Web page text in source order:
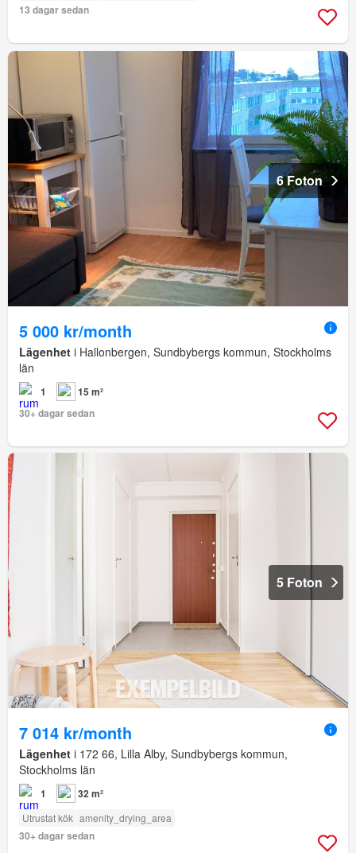
13 dagar sedan
6 Foton
5 000 kr/month
Lägenhet i Hallonbergen, Sundbybergs kommun, Stockholms
län
1
15 m²
30+ dagar sedan
5 Foton
7 014 kr/month
Lägenhet i 172 66, Lilla Alby, Sundbybergs kommun,
Stockholms län
1 32 m²
Utrustat kök amenity_drying_area
30+ dagar sedan